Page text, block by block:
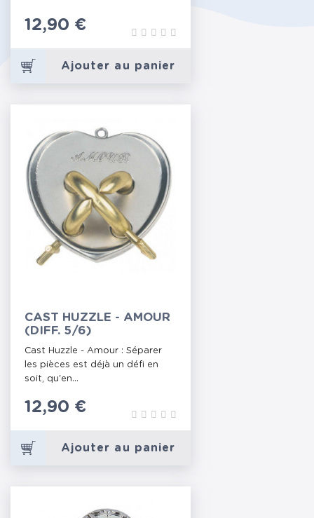
Prix
12,90 €
Ajouter au panier
CAST HUZZLE - AMOUR
(DIFF. 5/6)
Cast Huzzle - Amour : Séparer
les pièces est déjà un défi en
soit, qu'en...
Prix
12,90 €
Ajouter au panier